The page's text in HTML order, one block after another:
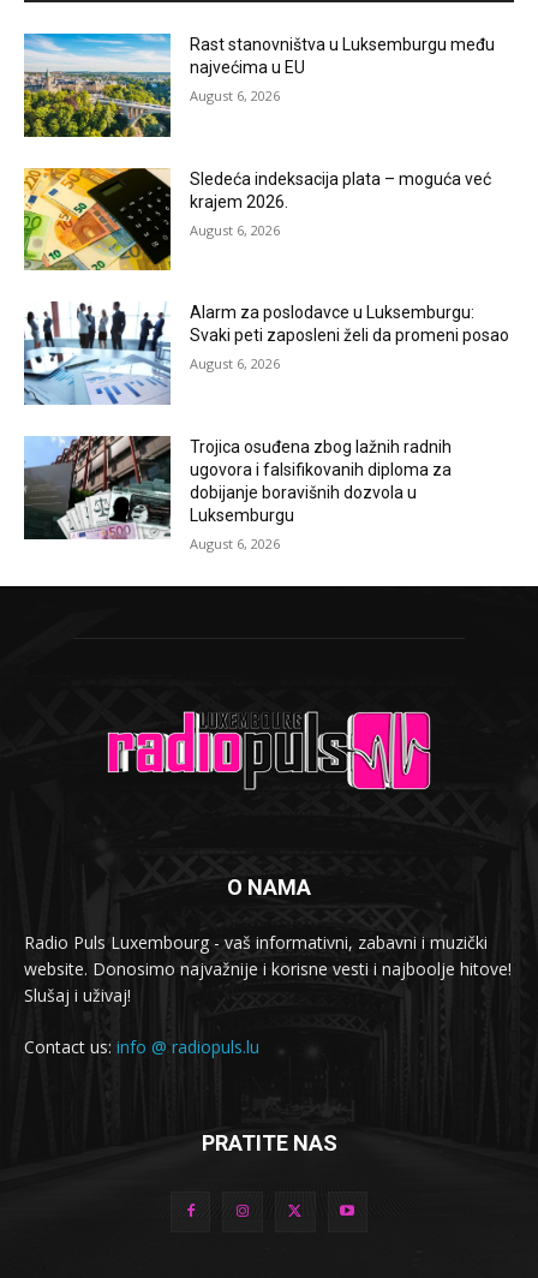
Rast stanovništva u Luksemburgu među
najvećima u EU
August 6, 2026
Sledeća indeksacija plata – moguća već
krajem 2026.
August 6, 2026
Alarm za poslodavce u Luksemburgu:
Svaki peti zaposleni želi da promeni posao
August 6, 2026
Trojica osuđena zbog lažnih radnih
ugovora i falsifikovanih diploma za
dobijanje boravišnih dozvola u
Luksemburgu
August 6, 2026
O NAMA
Radio Puls Luxembourg - vaš informativni, zabavni i muzički
website. Donosimo najvažnije i korisne vesti i najboolje hitove!
Slušaj i uživaj!
Contact us: info @ radiopuls.lu
PRATITE NAS